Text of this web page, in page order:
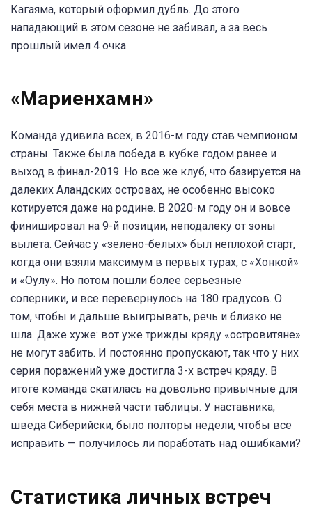
Кагаяма, который оформил дубль. До этого
нападающий в этом сезоне не забивал, а за весь
прошлый имел 4 очка.
«Мариенхамн»
Команда удивила всех, в 2016-м году став чемпионом
страны. Также была победа в кубке годом ранее и
выход в финал-2019. Но все же клуб, что базируется на
далеких Аландских островах, не особенно высоко
котируется даже на родине. В 2020-м году он и вовсе
финишировал на 9-й позиции, неподалеку от зоны
вылета. Сейчас у «зелено-белых» был неплохой старт,
когда они взяли максимум в первых турах, с «Хонкой»
и «Оулу». Но потом пошли более серьезные
соперники, и все перевернулось на 180 градусов. О
том, чтобы и дальше выигрывать, речь и близко не
шла. Даже хуже: вот уже трижды кряду «островитяне»
не могут забить. И постоянно пропускают, так что у них
серия поражений уже достигла 3-х встреч кряду. В
итоге команда скатилась на довольно привычные для
себя места в нижней части таблицы. У наставника,
шведа Сиберийски, было полторы недели, чтобы все
исправить — получилось ли поработать над ошибками?
Статистика личных встреч